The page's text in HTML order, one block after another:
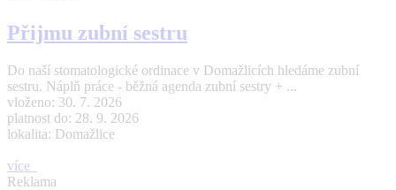
Přijmu zubní sestru
Do naší stomatologické ordinace v Domažlicích hledáme zubní
sestru. Náplň práce - běžná agenda zubní sestry + ...
vloženo: 30. 7. 2026
platnost do: 28. 9. 2026
lokalita: Domažlice
více
Reklama